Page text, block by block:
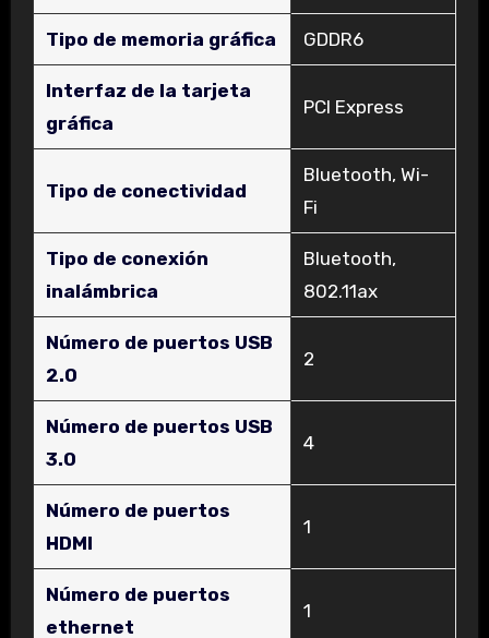
Tipo de memoria gráfica ‎GDDR6
Interfaz de la tarjeta
gráfica
‎PCI Express
Tipo de conectividad
‎Bluetooth, Wi-
Fi
Tipo de conexión
inalámbrica
‎Bluetooth,
802.11ax
Número de puertos USB
2.0
‎2
Número de puertos USB
3.0
‎4
Número de puertos
HDMI
‎1
Número de puertos
ethernet
‎1